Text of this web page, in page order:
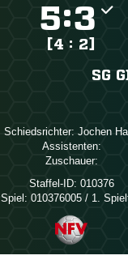
:
[4 : 2]
SG
Schiedsrichter: 
Assistenten:
Zuschauer:
Staffel-ID: 010376
Spiel: 010376005 / 1.